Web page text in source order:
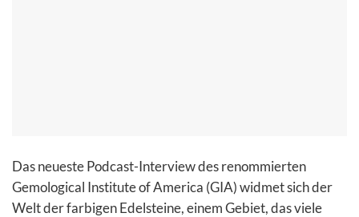
Das neueste Podcast-Interview des renommierten
Gemological Institute of America (GIA) widmet sich der
Welt der farbigen Edelsteine, einem Gebiet, das viele